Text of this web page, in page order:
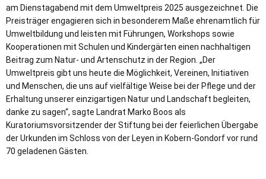
am Dienstagabend mit dem Umweltpreis 2025 ausgezeichnet. Die
Preisträger engagieren sich in besonderem Maße ehrenamtlich für
Umweltbildung und leisten mit Führungen, Workshops sowie
Kooperationen mit Schulen und Kindergärten einen nachhaltigen
Beitrag zum Natur- und Artenschutz in der Region. „Der
Umweltpreis gibt uns heute die Möglichkeit, Vereinen, Initiativen
und Menschen, die uns auf vielfältige Weise bei der Pflege und der
Erhaltung unserer einzigartigen Natur und Landschaft begleiten,
danke zu sagen“, sagte Landrat Marko Boos als
Kuratoriumsvorsitzender der Stiftung bei der feierlichen Übergabe
der Urkunden im Schloss von der Leyen in Kobern-Gondorf vor rund
70 geladenen Gästen.